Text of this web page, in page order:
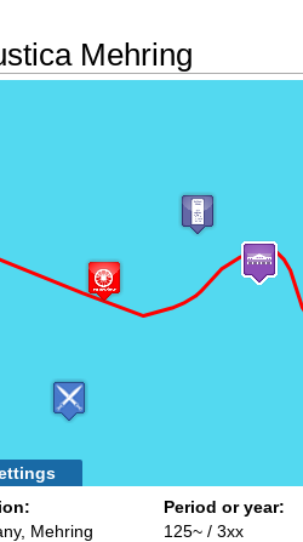
Mehring
Mehring
Period or year:
125~ / 3xx